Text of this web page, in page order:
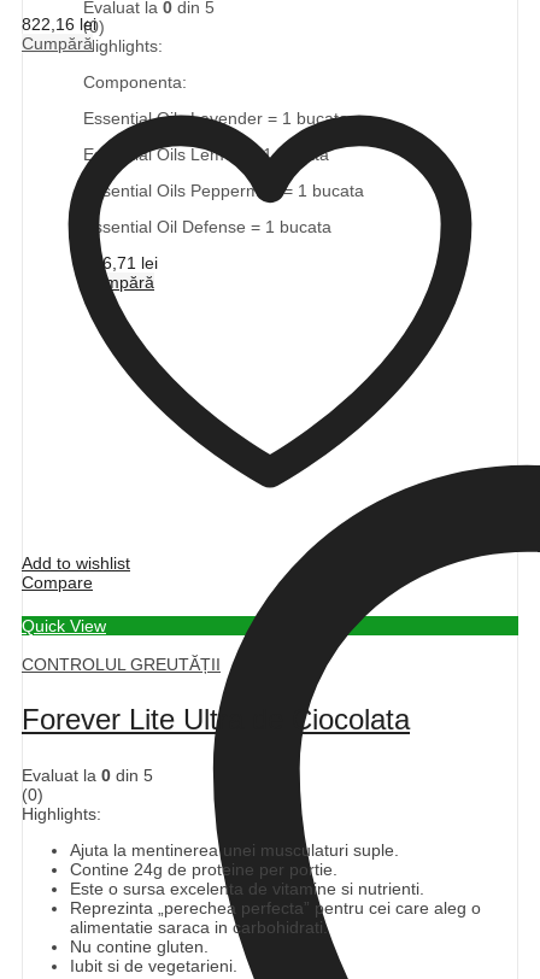
Evaluat la 0 din 5
(0)
Highlights:
Componenta:
Essential Oils Lavender = 1 bucata
Essential Oils Lemon = 1 bucata
Essential Oils Peppermint = 1 bucata
Essential Oil Defense = 1 bucata
516,71 lei
Cumpără
822,16 lei
Cumpără
Add to wishlist
Compare
Quick View
CONTROLUL GREUTĂȚII
Forever Lite Ultra de Ciocolata
Evaluat la 0 din 5
(0)
Highlights:
Ajuta la mentinerea unei musculaturi suple.
Contine 24g de proteine per portie.
Este o sursa excelenta de vitamine si nutrienti.
Reprezinta „perechea perfecta” pentru cei care aleg o
alimentatie saraca in carbohidrati.
Nu contine gluten.
Iubit si de vegetarieni.